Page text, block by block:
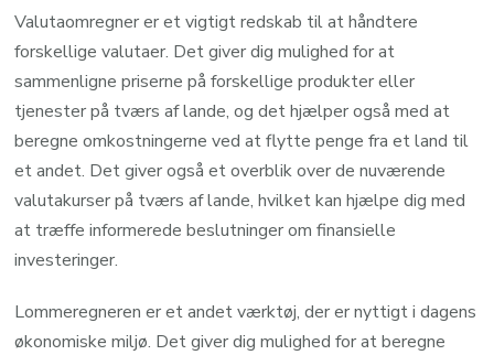
Valutaomregner er et vigtigt redskab til at håndtere
forskellige valutaer. Det giver dig mulighed for at
sammenligne priserne på forskellige produkter eller
tjenester på tværs af lande, og det hjælper også med at
beregne omkostningerne ved at flytte penge fra et land til
et andet. Det giver også et overblik over de nuværende
valutakurser på tværs af lande, hvilket kan hjælpe dig med
at træffe informerede beslutninger om finansielle
investeringer.
Lommeregneren er et andet værktøj, der er nyttigt i dagens
økonomiske miljø. Det giver dig mulighed for at beregne